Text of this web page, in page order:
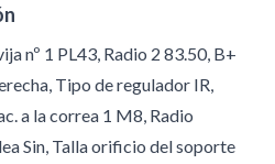
nº 1 PL43, Radio 2 83.50, B+
Tipo de regulador IR,
a la correa 1 M8, Radio
Sin, Talla orificio del soporte